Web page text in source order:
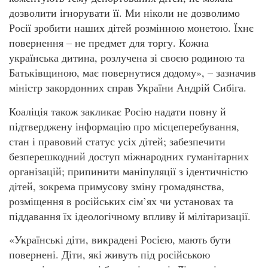
дозволити ігнорувати її. Ми ніколи не дозволимо
Росії зробити наших дітей розмінною монетою. Їхнє
повернення – не предмет для торгу. Кожна
українська дитина, розлучена зі своєю родиною та
Батьківщиною, має повернутися додому», – зазначив
міністр закордонних справ України Андрій Сибіга.
Коаліція також закликає Росію надати повну й
підтверджену інформацію про місцеперебування,
стан і правовий статус усіх дітей; забезпечити
безперешкодний доступ міжнародних гуманітарних
організацій; припинити маніпуляції з ідентичністю
дітей, зокрема примусову зміну громадянства,
розміщення в російських сім’ях чи установах та
піддавання їх ідеологічному впливу й мілітаризації.
«Українські діти, викрадені Росією, мають бути
повернені. Діти, які живуть під російською